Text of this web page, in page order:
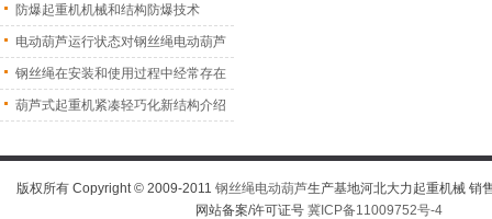
机
防爆起重机机械和结构防爆技术
电动葫芦运行状态对钢丝绳电动葫芦
振 钢丝绳在安装和使用过程中经常存在
的 葫芦式起重机紧凑轻巧化新结构介绍
版权所有 Copyright © 2009-2011 钢丝绳电动葫芦生产基地河北大力起重机械 销
网站备案/许可证号 冀ICP备11009752号-4